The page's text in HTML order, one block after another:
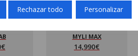
Personalizar
Rechazar todo
MYLI MAX
14,990€